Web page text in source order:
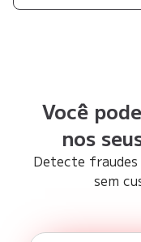
Você
nos
Detecte
sem